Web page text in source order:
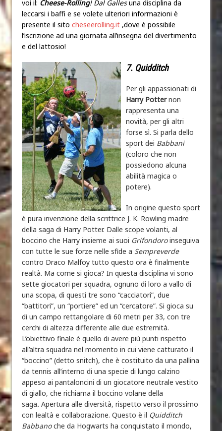
voi il: Cheese-Rolling! Dal Gallesuna disciplina da
leccarsi i baffi e se volete ulteriori informazioni è
presente il sito cheseerolling.it ,dove è possibile
l’iscrizione ad una giornata all’insegna del divertimento
e del lattosio!
7. Quidditch
Per gli appassionati di
Harry Potternon
rappresenta una
novità, per gli altri
forse sì. Si parla dello
sport dei Babbani
(coloro che non
possiedono alcuna
abilità magica o
potere).
In origine questo sport
è pura invenzione della scrittrice J. K. Rowling madre
della saga di Harry Potter. Dalle scope volanti, al
boccino che Harry insieme ai suoi Grifondoroinseguiva
con tutte le sue forze nelle sfide a Sempreverde
contro Draco Malfoy tutto questo ora è finalmente
realtà. Ma come si gioca? In questa disciplina vi sono
sette giocatori per squadra, ognuno di loro a vallo di
una scopa, di questi tre sono “cacciatori”, due
“battitori”, un “portiere” ed un “cercatore”. Si gioca su
di un campo rettangolare di 60 metri per 33, con tre
cerchi di altezza differente alle due estremità.
L’obiettivo finale è quello di avere più punti rispetto
all’altra squadra nel momento in cui viene catturato il
“boccino” (detto snitch), che è costituito da una pallina
da tennis all’interno di una specie di lungo calzino
appeso ai pantaloncini di un giocatore neutrale vestito
di giallo, che richiama il boccino volane della
saga. Apertura alle diversità, rispetto verso il prossimo
con lealtà e collaborazione. Questo è il Quidditch
Babbanoche da Hogwarts ha conquistato il mondo,